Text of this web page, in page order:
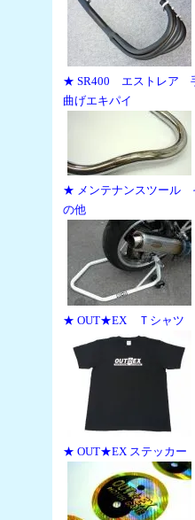
★ SR400 エストレア
曲げエキパイ
★ メンテナンスツール
の他
★ OUT★EX Ｔシャツ
★ OUT★EX ステッカー